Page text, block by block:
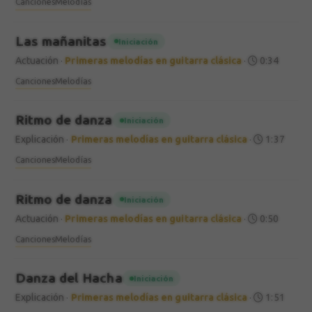
Las mañanitas Iniciación
Actuación Primeras melodías en guitarra clásica · 0:34
CancionesMelodías
Ritmo de danza Iniciación
Explicación Primeras melodías en guitarra clásica 1:37
CancionesMelodías
Ritmo de danza Iniciación
Actuación Primeras melodías en guitarra clásica · 0:50
CancionesMelodías
Danza del Hacha Iniciación
Explicación Primeras melodías en guitarra clásica 1:51